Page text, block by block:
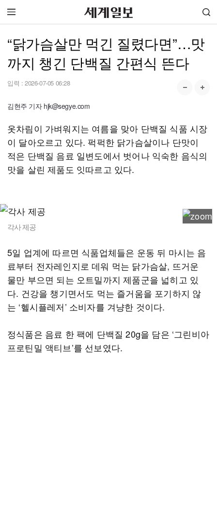
“닭가슴살만 먹긴 질렸다면”…맛
까지 챙긴 단백질 간편식 뜬다
입력 : 2026-07-05 06:28
김현주 기자 hjk@segye.com
옷차림이 가벼워지는 여름을 맞아 단백질 식품 시장
이 달아오르고 있다. 퍽퍽한 닭가슴살이나 단맛이
적은 단백질 음료 일변도에서 벗어나 익숙한 음식의
맛을 살린 제품도 잇따르고 있다.
각사 제공
5일 업계에 따르면 식품업체들은 운동 뒤 마시는 음
료부터 전자레인지로 데워 먹는 닭가슴살, 뜨거운
물만 부으면 되는 오트밀까지 제품군을 넓히고 있
다. 건강을 챙기면서도 먹는 즐거움을 포기하지 않
는 ‘헬시플레저’ 소비자를 겨냥한 것이다.
정식품은 음료 한 팩에 단백질 20g을 담은 ‘그린비아
프로틴밀 액티브’를 선보였다.